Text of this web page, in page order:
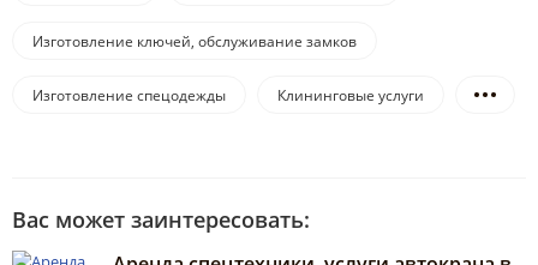
Изготовление ключей, обслуживание замков
Изготовление спецодежды Клининговые услуги
Вас может заинтересовать: